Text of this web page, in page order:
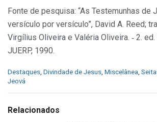
Fonte de pesquisa: “As Testemunhas de
versículo por versículo”, David A. Reed;
Virgílius Oliveira e Valéria Oliveira. ‑ 2.
JUERP, 1990.
C
a
g
Destaques Divindade de Jesus Miscelânea
Jeová
Relacionados